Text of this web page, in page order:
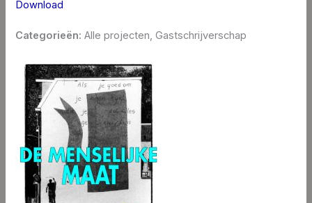
Download
Categorieën:Alle projecten, Gastschrijverschap